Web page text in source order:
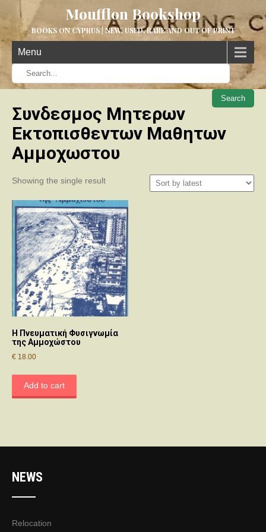
Moufflon Bookshop
BOOKS ON CYPRUS | NEW, USED, RARE AND OUT OF PRINT
Menu
When
Συνδεσμος Μητερων
Εκτοπισθεντων Μαθητων
Αμμοχωστου
Showing the single result
Η Πνευματική Φυσιγνωμία
της Αμμοχώστου
€ 18.00
Add to cart
NEWS
Relocation